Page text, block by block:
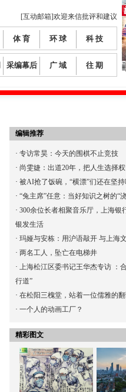
[互动邮箱]欢迎来信批评和建议
体 育 环 球 科 技
采编幕后 广 域 往 期
编辑推荐
· 专访常昊：今天的围棋不止竞技
· 尚雯婕：出道20年，把人生选择
· 被AI抢了饭碗，“横漂”们还在坚持
· “兔主席”任意：当好知识之树的“
· 300余位长者相聚音乐厅，上海银
银发生活
· 玛娅与安栋：用沪语敲开 与上海
· 两名工人，坠亡在电梯井
· 上海松江区委书记王华杰专访 ：
行道”
· 在松阳三槐堂，站着一位儒雅的
· 一个人的动画工厂？
精彩图文